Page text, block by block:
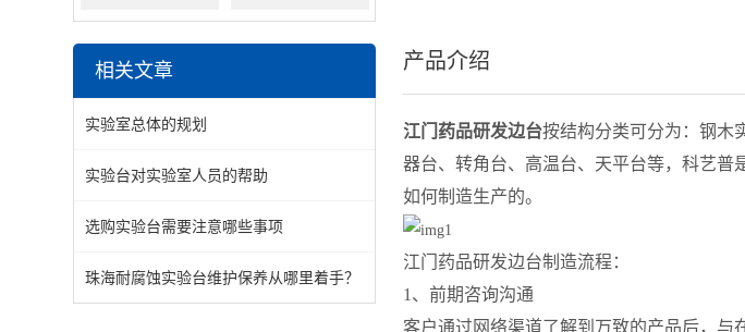
相关文章
实验室总体的规划
实验台对实验室人员的帮助
选购实验台需要注意哪些事项
珠海耐腐蚀实验台维护保养从哪里着手？
产品介绍
江门药品研发边台按结构分类可分为：钢木
器台、转角台、高温台、天平台等， 科艺普
如何制造生产的。
江门药品研发边台制造流程：
1、前期咨询沟通
客户通过网络渠道了解到万致的产品后，与